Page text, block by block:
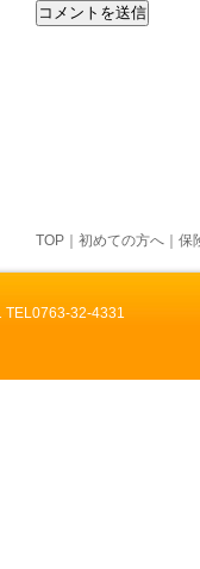
TOP 初めての方へ 保
32-4331